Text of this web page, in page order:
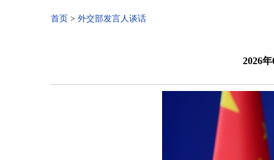
首页 > 外交部发言人谈话
2026